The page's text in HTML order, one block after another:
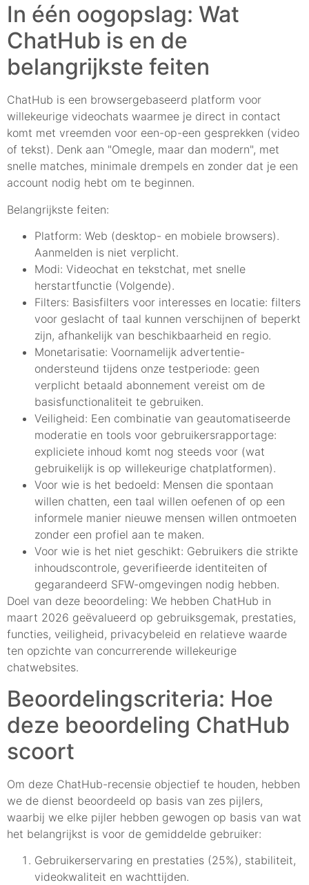
In één oogopslag: Wat
ChatHub is en de
belangrijkste feiten
ChatHub is een browsergebaseerd platform voor
willekeurige videochats waarmee je direct in contact
komt met vreemden voor een-op-een gesprekken (video
of tekst). Denk aan "Omegle, maar dan modern", met
snelle matches, minimale drempels en zonder dat je een
account nodig hebt om te beginnen.
Belangrijkste feiten:
Platform: Web (desktop- en mobiele browsers).
Aanmelden is niet verplicht.
Modi: Videochat en tekstchat, met snelle
herstartfunctie (Volgende).
Filters: Basisfilters voor interesses en locatie: filters
voor geslacht of taal kunnen verschijnen of beperkt
zijn, afhankelijk van beschikbaarheid en regio.
Monetarisatie: Voornamelijk advertentie-
ondersteund tijdens onze testperiode: geen
verplicht betaald abonnement vereist om de
basisfunctionaliteit te gebruiken.
Veiligheid: Een combinatie van geautomatiseerde
moderatie en tools voor gebruikersrapportage:
expliciete inhoud komt nog steeds voor (wat
gebruikelijk is op willekeurige chatplatformen).
Voor wie is het bedoeld: Mensen die spontaan
willen chatten, een taal willen oefenen of op een
informele manier nieuwe mensen willen ontmoeten
zonder een profiel aan te maken.
Voor wie is het niet geschikt: Gebruikers die strikte
inhoudscontrole, geverifieerde identiteiten of
gegarandeerd SFW-omgevingen nodig hebben.
Doel van deze beoordeling: We hebben ChatHub in
maart 2026 geëvalueerd op gebruiksgemak, prestaties,
functies, veiligheid, privacybeleid en relatieve waarde
ten opzichte van concurrerende willekeurige
chatwebsites.
Beoordelingscriteria: Hoe
deze beoordeling ChatHub
scoort
Om deze ChatHub-recensie objectief te houden, hebben
we de dienst beoordeeld op basis van zes pijlers,
waarbij we elke pijler hebben gewogen op basis van wat
het belangrijkst is voor de gemiddelde gebruiker:
Gebruikerservaring en prestaties (25%), stabiliteit,
videokwaliteit en wachttijden.